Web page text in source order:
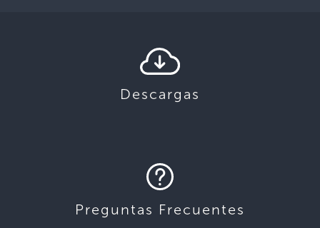
Descargas
Preguntas Frecuentes